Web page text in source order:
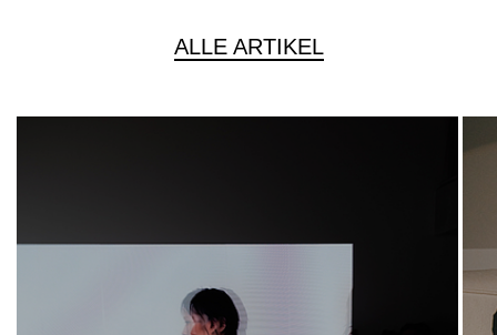
ALLE ARTIKEL